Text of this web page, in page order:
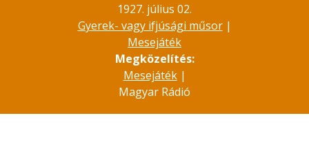
1927. július 02.
Gyerek- vagy ifjúsági műsor|
Mesejáték
Megközelítés:
Mesejáték|
Magyar Rádió